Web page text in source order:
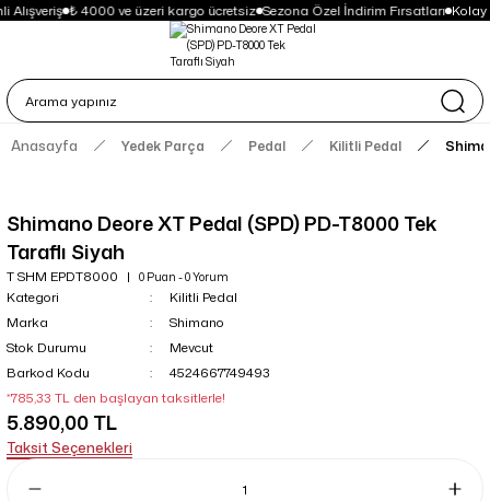
Alışveriş ₺ 4000 ve üzeri kargo ücretsiz Sezona Özel İndirim Fırsatları Kolay
Anasayfa Yedek Parça Pedal Kilitli Pedal
Shimano Deore XT Pedal (SPD) PD-T8000 Tek
Taraflı Siyah
T SHM EPDT8000 0 Puan - 0 Yorum
Kategori
Kilitli Pedal
Marka
Shimano
Stok Durumu
Mevcut
Barkod Kodu
4524667749493
*785,33 TL den başlayan taksitlerle!
5.890,00 TL
Taksit Seçenekleri